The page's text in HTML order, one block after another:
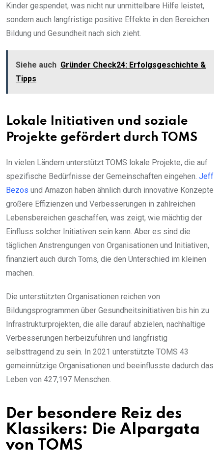
Kinder gespendet, was nicht nur unmittelbare Hilfe leistet,
sondern auch langfristige positive Effekte in den Bereichen
Bildung und Gesundheit nach sich zieht.
Siehe auch Gründer Check24: Erfolgsgeschichte &
Tipps
Lokale Initiativen und soziale
Projekte gefördert durch TOMS
In vielen Ländern unterstützt TOMS lokale Projekte, die auf
spezifische Bedürfnisse der Gemeinschaften eingehen. Jeff
Bezos und Amazon haben ähnlich durch innovative Konzepte
größere Effizienzen und Verbesserungen in zahlreichen
Lebensbereichen geschaffen, was zeigt, wie mächtig der
Einfluss solcher Initiativen sein kann. Aber es sind die
täglichen Anstrengungen von Organisationen und Initiativen,
finanziert auch durch Toms, die den Unterschied im kleinen
machen.
Die unterstützten Organisationen reichen von
Bildungsprogrammen über Gesundheitsinitiativen bis hin zu
Infrastrukturprojekten, die alle darauf abzielen, nachhaltige
Verbesserungen herbeizuführen und langfristig
selbsttragend zu sein. In 2021 unterstützte TOMS 43
gemeinnützige Organisationen und beeinflusste dadurch das
Leben von 427,197 Menschen.
Der besondere Reiz des
Klassikers: Die Alpargata
von TOMS